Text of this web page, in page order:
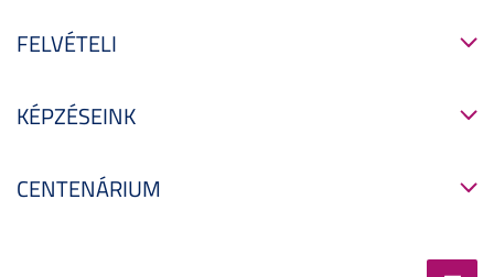
FELVÉTELI
KÉPZÉSEINK
CENTENÁRIUM